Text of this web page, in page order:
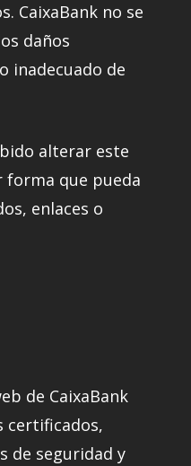
CaixaBank no se
daños
inadecuado de
alterar este
forma que pueda
enlaces o
de CaixaBank
certificados,
de seguridad y